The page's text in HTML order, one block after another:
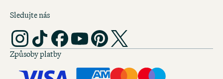
Sledujte nás
Způsoby platby